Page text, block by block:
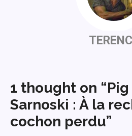
1 thought on
Sarnoski : À la
cochon perdu”